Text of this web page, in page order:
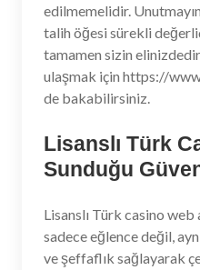
edilmemelidir.
talih öğesi sürekli
tamamen sizin
ulaşmak için https://
de bakabilirsiniz.
Lisanslı Türk
Sunduğu
Lisanslı Türk casino web
sadece eğlence değil,
ve şeffaflık sağlayarak